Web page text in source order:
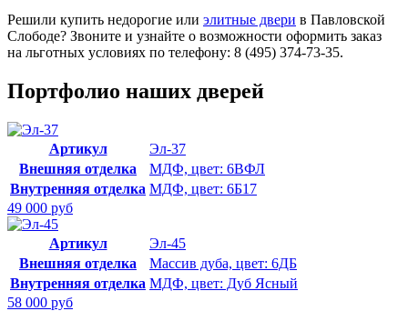
Решили купить недорогие или элитные двери в Павловской
Слободе? Звоните и узнайте о возможности оформить заказ
на льготных условиях по телефону: 8 (495) 374-73-35.
Портфолио наших дверей
Артикул
Эл-37
Внешняя отделка
МДФ, цвет: 6ВФЛ
Внутренняя отделка МДФ, цвет: 6Б17
49 000 руб
Артикул
Эл-45
Внешняя отделка
Массив дуба, цвет: 6ДБ
Внутренняя отделка МДФ, цвет: Дуб Ясный
58 000 руб